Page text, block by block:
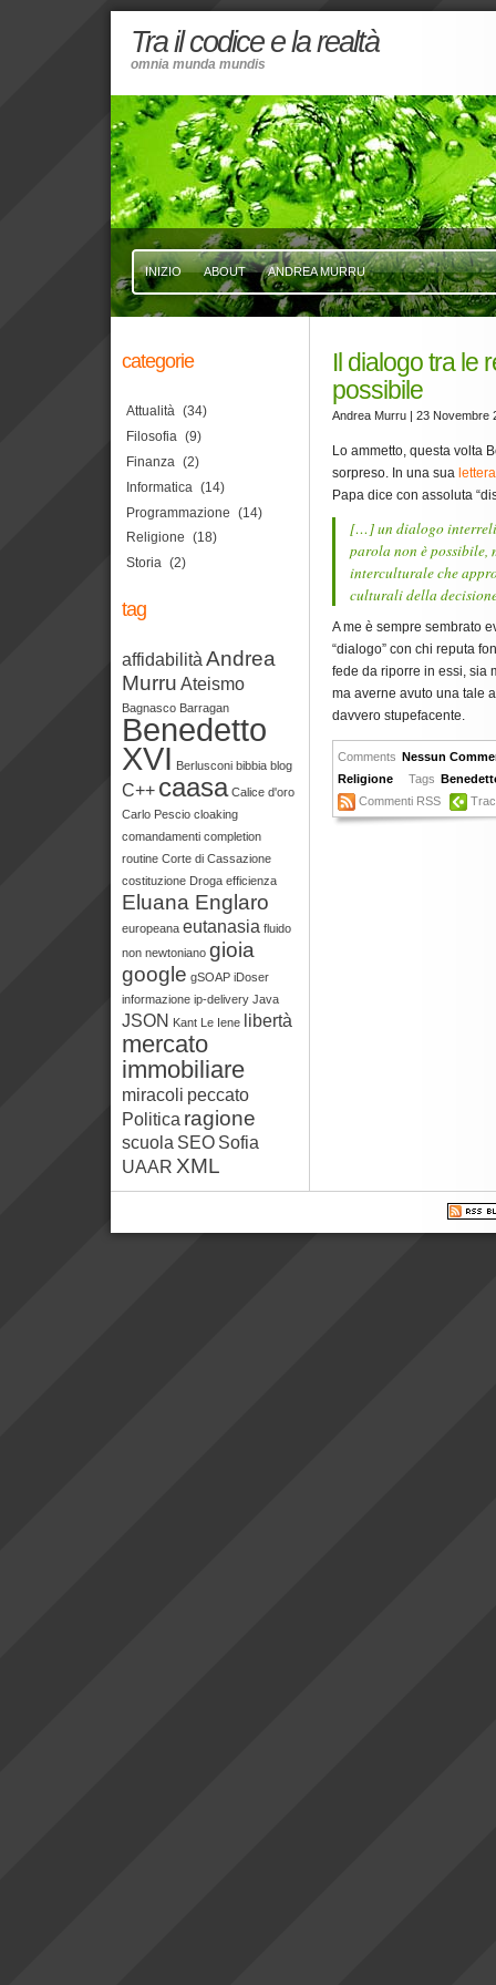
Tra il codice e la realtà
omnia munda mundis
INIZIO ABOUT ANDREA MURRU
Il dialogo tra le
possibile
Andrea Murru | 23 Novembre
Lo ammetto, questa volta
sorpreso. In una sua lettera
Papa dice con assoluta
[…] un dialogo
parola non è
interculturale che
culturali della
A me è sempre sembrato
“dialogo” con chi reputa
fede da riporre in essi, sia
ma averne avuto una tale
davvero stupefacente.
Comments
Nessun
Religione
Tags
Commenti RSS
categorie
Attualità (34)
Filosofia (9)
Finanza (2)
Informatica (14)
Programmazione (14)
Religione (18)
Storia (2)
tag
affidabilità Andrea
Murru Ateismo
Bagnasco Barragan
Benedetto
XVI Berlusconi bibbia blog
C++ caasa Calice d'oro
Carlo Pescio cloaking
comandamenti completion
routine Corte di Cassazione
costituzione Droga efficienza
Eluana Englaro
europeana eutanasia fluido
non newtoniano gioia
google gSOAP iDoser
informazione ip-delivery Java
JSON Kant Le Iene libertà
mercato
immobiliare
miracoli peccato
Politica ragione
scuola SEO Sofia
UAAR XML